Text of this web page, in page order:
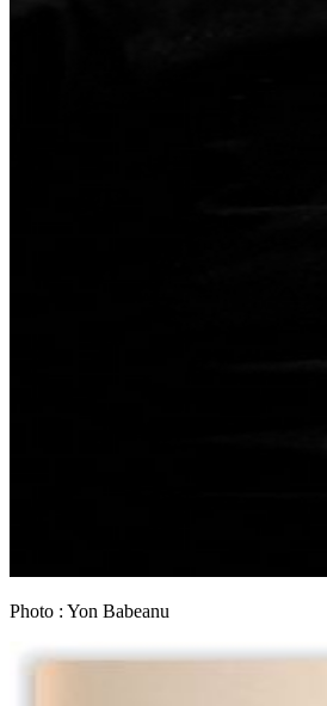
Photo : Yon Babeanu